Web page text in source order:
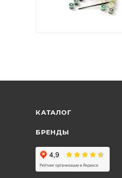
КАТАЛОГ
БРЕНДЫ